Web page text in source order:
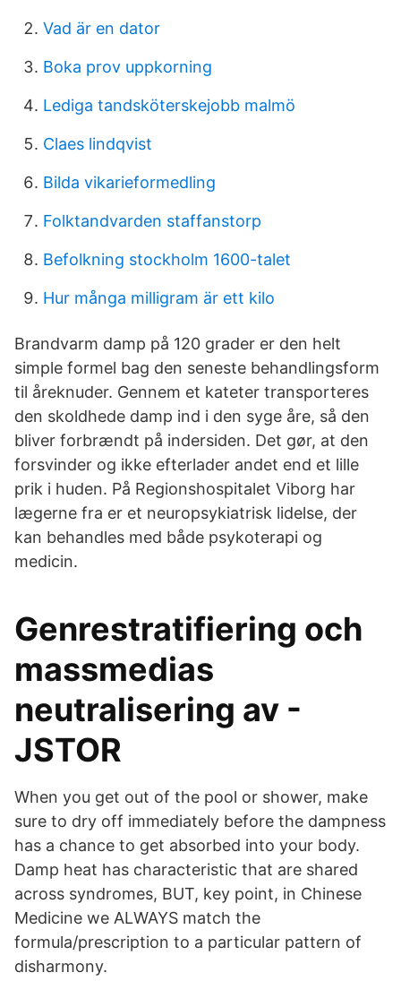
Vad är en dator
Boka prov uppkorning
Lediga tandsköterskejobb malmö
Claes lindqvist
Bilda vikarieformedling
Folktandvarden staffanstorp
Befolkning stockholm 1600-talet
Hur många milligram är ett kilo
Brandvarm damp på 120 grader er den helt
simple formel bag den seneste behandlingsform
til åreknuder. Gennem et kateter transporteres
den skoldhede damp ind i den syge åre, så den
bliver forbrændt på indersiden. Det gør, at den
forsvinder og ikke efterlader andet end et lille
prik i huden. På Regionshospitalet Viborg har
lægerne fra er et neuropsykiatrisk lidelse, der
kan behandles med både psykoterapi og
medicin.
Genrestratifiering och
massmedias
neutralisering av -
JSTOR
When you get out of the pool or shower, make
sure to dry off immediately before the dampness
has a chance to get absorbed into your body.
Damp heat has characteristic that are shared
across syndromes, BUT, key point, in Chinese
Medicine we ALWAYS match the
formula/prescription to a particular pattern of
disharmony.